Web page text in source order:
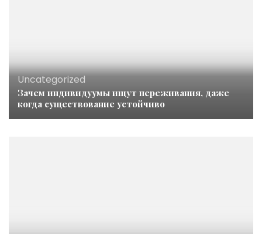
Uncategorized
Зачем индивидуумы ищут переживания, даже
когда существование устойчиво